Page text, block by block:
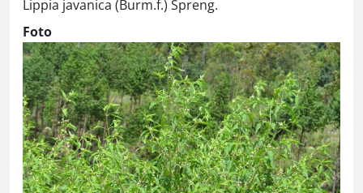
Lippia javanica (Burm.f.) Spreng.
Foto